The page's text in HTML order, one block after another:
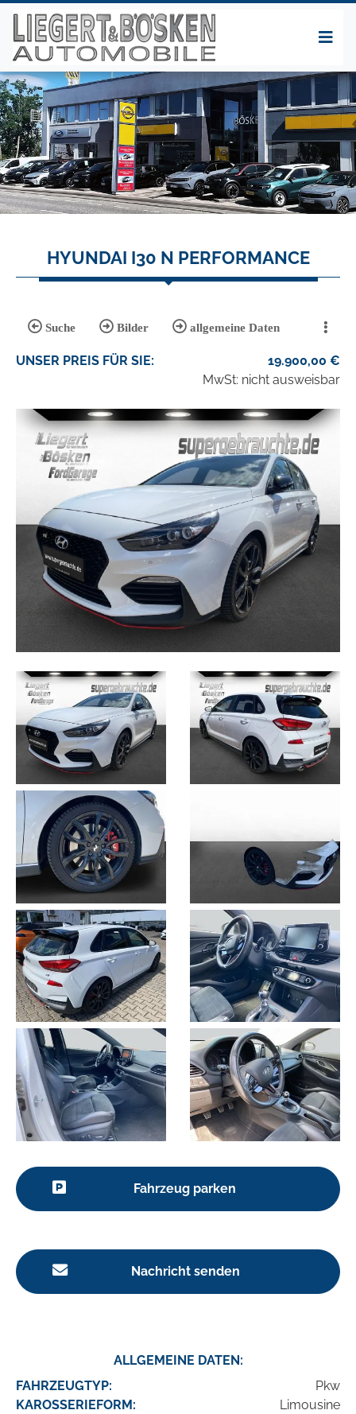
HYUNDAI I30 N PERFORMANCE
Suche Bilder allgemeine Daten
UNSER PREIS FÜR SIE: 19.900,00 €
MwSt: nicht ausweisbar
Fahrzeug parken
Nachricht senden
ALLGEMEINE DATEN:
FAHRZEUGTYP:
Pkw
KAROSSERIEFORM:
Limousine